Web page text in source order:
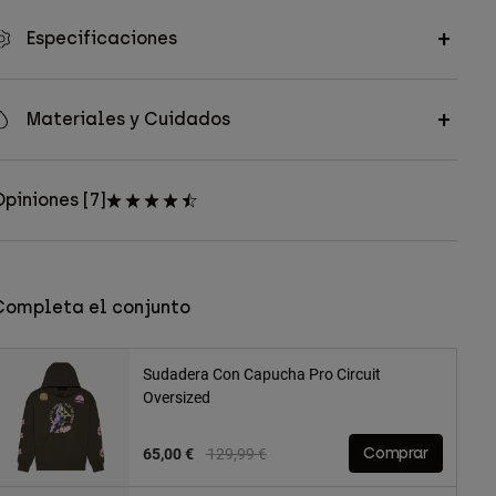
Especificaciones
Materiales y Cuidados
[7]
el conjunto
Sudadera Con Capucha Pro Circuit
Oversized
Price reduced from
129,99 €to
65,00 € Comprar